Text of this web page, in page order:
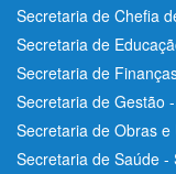
Secretaria de Chefia
Secretaria de
Secretaria de
Secretaria de Gestão
Secretaria de Obras
Secretaria de Saúde -